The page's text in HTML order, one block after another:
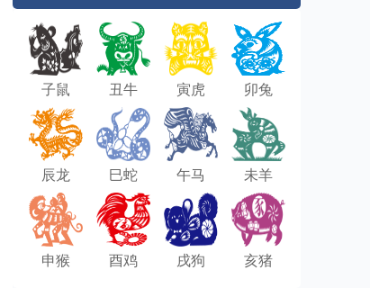
子鼠 丑牛 寅虎 卯兔
辰龙 巳蛇 午马 未羊
申猴 酉鸡 戌狗 亥猪